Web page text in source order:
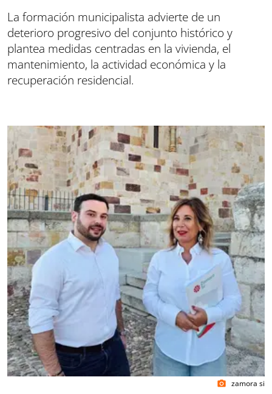
La formación municipalista advierte de un
deterioro progresivo del conjunto histórico y
plantea medidas centradas en la vivienda, el
mantenimiento, la actividad económica y la
recuperación residencial.
photo_camera zamora si